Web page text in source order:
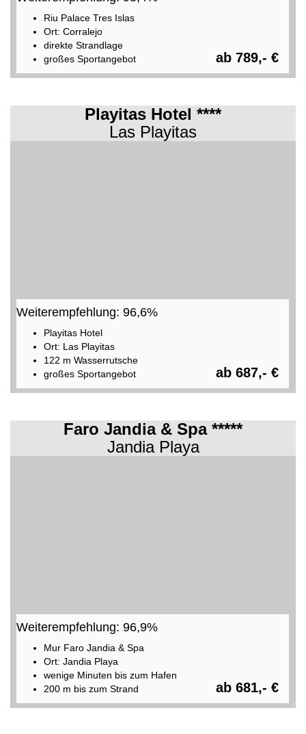
Riu Palace Tres Islas
Ort: Corralejo
direkte Strandlage
großes Sportangebot
ab 789,- €
Playitas Hotel ****
Las Playitas
Weiterempfehlung: 96,6%
Playitas Hotel
Ort: Las Playitas
122 m Wasserrutsche
großes Sportangebot
ab 687,- €
Faro Jandia & Spa *****
Jandia Playa
Weiterempfehlung: 96,9%
Mur Faro Jandia & Spa
Ort: Jandia Playa
wenige Minuten bis zum Hafen
200 m bis zum Strand
ab 681,- €